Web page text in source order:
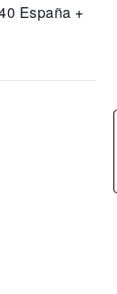
España +